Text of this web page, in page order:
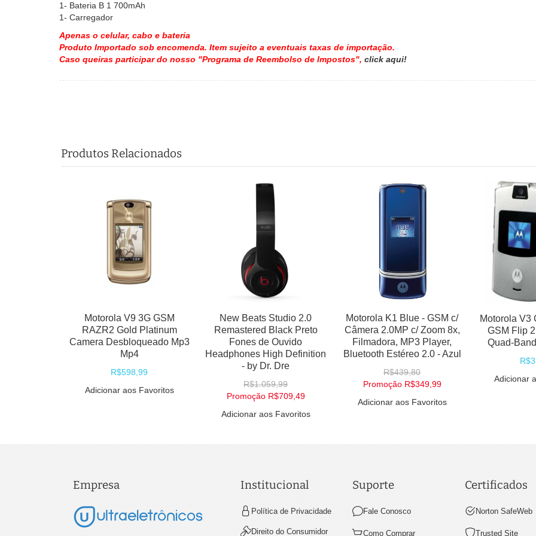
1- Bateria B 1 700mAh
1- Carregador
Apenas o celular, cabo e bateria
Produto Importado sob encomenda. Item sujeito a eventuais taxas de importação.
Caso queiras participar do nosso "Programa de Reembolso de Impostos",click aqui!
Produtos Relacionados
Motorola V9 3G GSM
RAZR2 Gold Platinum
Camera Desbloqueado Mp3
Mp4
R$598,99
Adicionar aos Favoritos
New Beats Studio 2.0
Remastered Black Preto
Fones de Ouvido
Headphones High Definition
- by Dr. Dre
R$1.059,99
Promoção R$709,49
Adicionar aos Favoritos
Motorola K1 Blue - GSM c/
Câmera 2.0MP c/ Zoom 8x,
Filmadora, MP3 Player,
Bluetooth Estéreo 2.0 - Azul
R$439,80
Promoção R$349,99
Adicionar aos Favoritos
Motorola V3
GSM Flip
Quad-
Adicionar
Empresa Institucional
Política de Privacidade
Direito do Consumidor
Suporte
Fale Conosco
Como Comprar
Certificados
Norton SafeWeb
Trusted Site